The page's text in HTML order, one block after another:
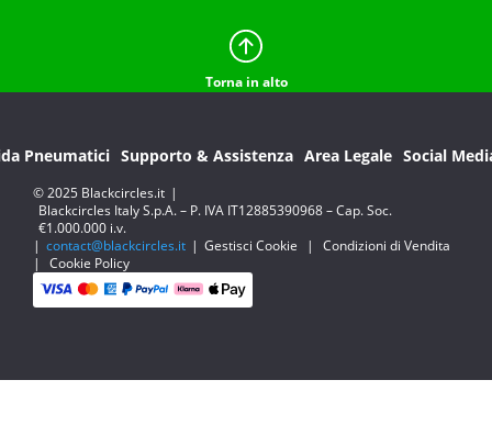
Torna in alto
Pneumatici Supporto & Assistenza Area Legale Social
© 2025 Blackcircles.it |
Blackcircles Italy S.p.A. – P. IVA IT12885390968 – Cap. Soc.
€1.000.000 i.v.
| contact@blackcircles.it | Gestisci Cookie |
Condizioni di Vendita
|
Cookie Policy